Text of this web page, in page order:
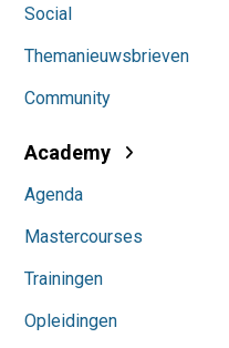
Social
Themanieuwsbrieven
Community
Academy
Agenda
Mastercourses
Trainingen
Opleidingen